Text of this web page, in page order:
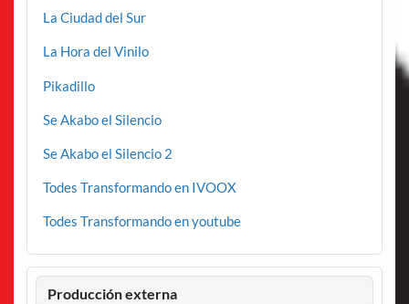
La Ciudad del Sur
La Hora del Vinilo
Pikadillo
Se Akabo el Silencio
Se Akabo el Silencio 2
Todes Transformando en IVOOX
Todes Transformando en youtube
Producción externa